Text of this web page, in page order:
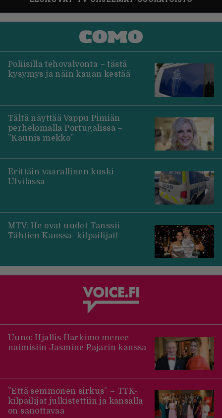
Poliisilla tehovalvonta – tästä
kysymys ja näin kauan kestää
Tältä näyttää Vappu Pimiän
perhelomalla Portugalissa –
”Kaunis mekko”
Erittäin vaarallinen kuski
Ulvilassa
MTV: He ovat uudet Tanssii
Tähtien Kanssa -kilpailijat!
Uuno: Hjallis Harkimo menee
naimisiin Jasmine Pajarin kanssa
”Että semmonen sirkus” – TTK-
kilpailijat julkistettiin ja kansalla
on sanottavaa